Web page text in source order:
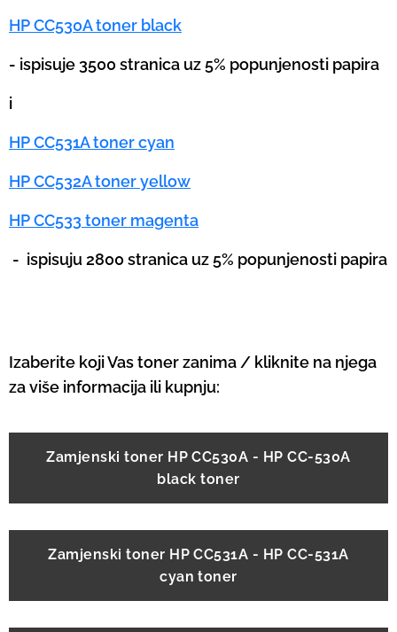
HP CC530A toner black
- ispisuje 3500 stranica uz 5% popunjenosti papira
i
HP CC531A toner cyan
HP CC532A toner yellow
HP CC533 toner magenta
- ispisuju 2800 stranica uz 5% popunjenosti papira
Izaberite koji Vas toner zanima / kliknite na njega
za više informacija ili kupnju:
Zamjenski toner HP CC530A - HP CC-530A
black toner
Zamjenski toner HP CC531A - HP CC-531A
cyan toner